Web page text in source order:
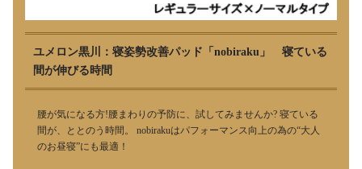
ユメロン黒川：寝姿勢改善パッド「nobiraku」 寝ている
間が伸びる時間
腰が気になる方!腰まわりの予防に、試してみませんか? 寝ている
間が、ととのう時間。 nobirakuはパフォーマンス向上の為の“大人
のお昼寝”にも最適！